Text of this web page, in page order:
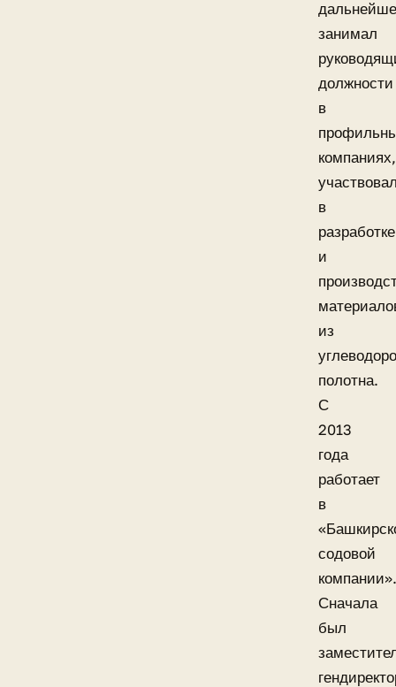
занимал
должности
в
компаниях,
в
разработке
и
из
полотна.
С
2013
года
работает
в
содовой
компании».
Сначала
был